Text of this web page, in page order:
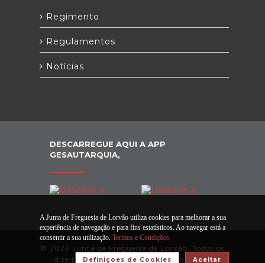
Regimento
Regulamentos
Notícias
DESCARREGUE AQUI A APP
GESAUTARQUIA,
© 2026 Junta de Freguesia de Lorvão. Todos os
direitos reservados |Termos e Condições
A Junta de Freguesia de Lorvão utiliza cookies para melhorar a sua
experiência de navegação e para fins estatísticos. Ao navegar está a
consentir a sua utilização. Termos e Condições
Aceitar
Definiçoes de Cookies